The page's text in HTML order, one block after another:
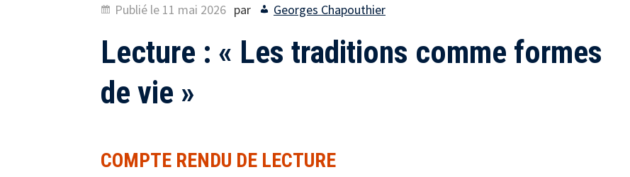
Publié le 11 mai 2026 par Georges Chapouthier
Lecture : « Les traditions comme formes
de vie »
COMPTE RENDU DE LECTURE